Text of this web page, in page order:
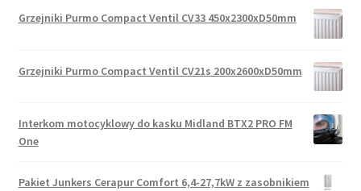
Grzejniki Purmo Compact Ventil CV33 450x2300xD50mm
Grzejniki Purmo Compact Ventil CV21s 200x2600xD50mm
Interkom motocyklowy do kasku Midland BTX2 PRO FM
One
Pakiet Junkers Cerapur Comfort 6,4-27,7kW z zasobnikiem